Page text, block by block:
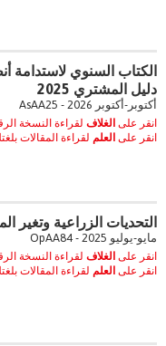
الكتاب السنوي لاستدامة
دليل المشتري 2025
أكتوبر-أكتوبر 2026 - AsAA25
انقر على الغلاف لقراءة النسخة
انقر على العلم لقراءة المقالات
التحديات الزراعية وتغير
مايو-يوليو 2025 - OpAA84
انقر على الغلاف لقراءة النسخة
انقر على العلم لقراءة المقالات